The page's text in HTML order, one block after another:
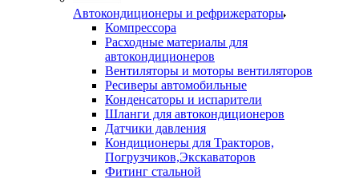
Автокондиционеры и рефрижераторы
Компрессора
Расходные материалы для
автокондиционеров
Вентиляторы и моторы вентиляторов
Ресиверы автомобильные
Конденсаторы и испарители
Шланги для автокондиционеров
Датчики давления
Кондиционеры для Тракторов,
Погрузчиков,Экскаваторов
Фитинг стальной